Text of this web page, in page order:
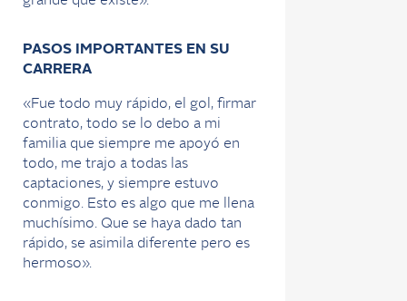
PASOS IMPORTANTES EN SU
CARRERA
«Fue todo muy rápido, el gol, firmar
contrato, todo se lo debo a mi
familia que siempre me apoyó en
todo, me trajo a todas las
captaciones, y siempre estuvo
conmigo. Esto es algo que me llena
muchísimo. Que se haya dado tan
rápido, se asimila diferente pero es
hermoso».